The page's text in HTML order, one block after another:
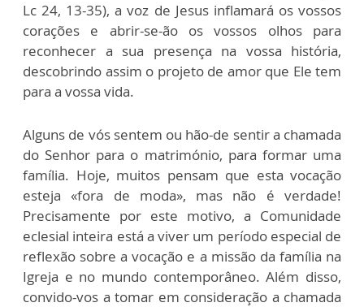
Lc 24, 13-35), a voz de Jesus inflamará os vossos
corações e abrir-se-ão os vossos olhos para
reconhecer a sua presença na vossa história,
descobrindo assim o projeto de amor que Ele tem
para a vossa vida.
Alguns de vós sentem ou hão-de sentir a chamada
do Senhor para o matrimónio, para formar uma
família. Hoje, muitos pensam que esta vocação
esteja «fora de moda», mas não é verdade!
Precisamente por este motivo, a Comunidade
eclesial inteira está a viver um período especial de
reflexão sobre a vocação e a missão da família na
Igreja e no mundo contemporâneo. Além disso,
convido-vos a tomar em consideração a chamada